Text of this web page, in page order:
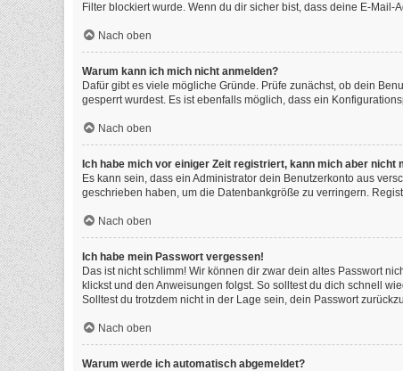
Filter blockiert wurde. Wenn du dir sicher bist, dass deine E-
Nach oben
Warum kann ich mich nicht anmelden?
Dafür gibt es viele mögliche Gründe. Prüfe zunächst, ob dein
gesperrt wurdest. Es ist ebenfalls möglich, dass ein
Nach oben
Ich habe mich vor einiger Zeit registriert, kann mich aber nicht
Es kann sein, dass ein Administrator dein Benutzerkonto aus
geschrieben haben, um die Datenbankgröße zu verringern.
Nach oben
Ich habe mein Passwort vergessen!
Das ist nicht schlimm! Wir können dir zwar dein altes Passwort
klickst und den Anweisungen folgst. So solltest du dich schnell
Solltest du trotzdem nicht in der Lage sein, dein Passwort
Nach oben
Warum werde ich automatisch abgemeldet?